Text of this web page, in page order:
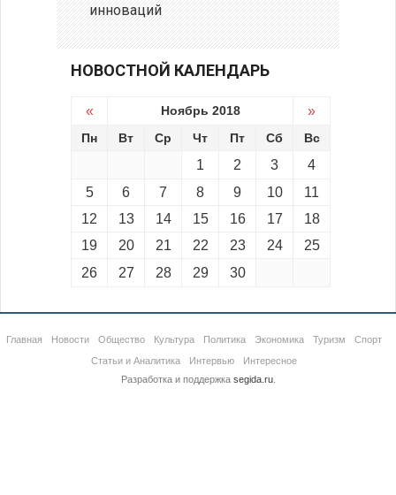
инноваций
НОВОСТНОЙ КАЛЕНДАРЬ
« Ноябрь 2018 »
Пн Вт Ср Чт Пт Сб Вс
1 2 3
4
5
6 7 8 9 10
11
12
13 14 15 16 17
18
19
20 21 22 23 24
25
26
27 28 29 30
Главная Новости Общество Культура Политика Экономика Туризм
Спорт
Статьи и Аналитика
Интервью
Интересное
Разработка и поддержка segida.ru.